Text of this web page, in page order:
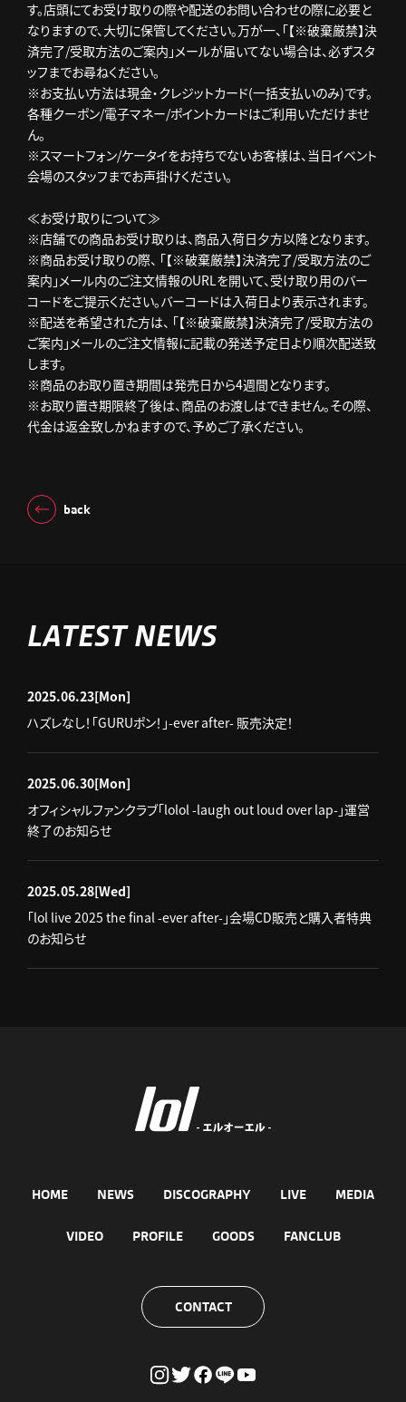
す。店頭にてお受け取りの際や配送のお問い合わせの際に必要と
なりますので、大切に保管してください。万が一、「【※破棄厳禁】決
済完了/受取方法のご案内」メールが届いてない場合は、必ずスタ
ッフまでお尋ねください。
※お支払い方法は現金・クレジットカード(一括支払いのみ)です。
各種クーポン/電子マネー/ポイントカードはご利用いただけませ
ん。
※スマートフォン/ケータイをお持ちでないお客様は、当日イベント
会場のスタッフまでお声掛けください。
≪お受け取りについて≫
※店舗での商品お受け取りは、商品入荷日夕方以降となります。
※商品お受け取りの際、 「【※破棄厳禁】決済完了/受取方法のご
案内」メール内のご注文情報のURLを開いて、受け取り用のバー
コードをご提示ください。バーコードは入荷日より表示されます。
※配送を希望された方は、 「【※破棄厳禁】決済完了/受取方法の
ご案内」メールのご注文情報に記載の発送予定日より順次配送致
します。
※商品のお取り置き期間は発売日から4週間となります。
※お取り置き期限終了後は、商品のお渡しはできません。その際、
代金は返金致しかねますので、予めご了承ください。
back
LATEST NEWS
2025.06.23[Mon]
ハズレなし！「GURUポン！」-ever after- 販売決定！
2025.06.30[Mon]
オフィシャルファンクラブ「lolol -laugh out loud over lap-」運営
終了のお知らせ
2025.05.28[Wed]
「lol live 2025 the final -ever after-」会場CD販売と購入者特典
のお知らせ
HOME NEWS DISCOGRAPHY LIVE MEDIA
VIDEO PROFILE GOODS FANCLUB
CONTACT